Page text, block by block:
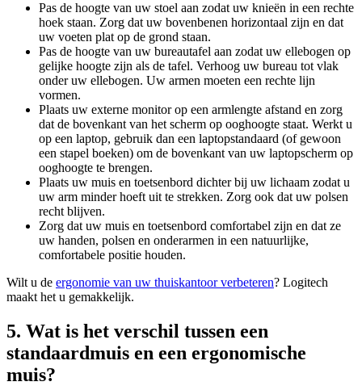
Pas de hoogte van uw stoel aan zodat uw knieën in een rechte
hoek staan. Zorg dat uw bovenbenen horizontaal zijn en dat
uw voeten plat op de grond staan.
Pas de hoogte van uw bureautafel aan zodat uw ellebogen op
gelijke hoogte zijn als de tafel. Verhoog uw bureau tot vlak
onder uw ellebogen. Uw armen moeten een rechte lijn
vormen.
Plaats uw externe monitor op een armlengte afstand en zorg
dat de bovenkant van het scherm op ooghoogte staat. Werkt u
op een laptop, gebruik dan een laptopstandaard (of gewoon
een stapel boeken) om de bovenkant van uw laptopscherm op
ooghoogte te brengen.
Plaats uw muis en toetsenbord dichter bij uw lichaam zodat u
uw arm minder hoeft uit te strekken. Zorg ook dat uw polsen
recht blijven.
Zorg dat uw muis en toetsenbord comfortabel zijn en dat ze
uw handen, polsen en onderarmen in een natuurlijke,
comfortabele positie houden.
Wilt u de ergonomie van uw thuiskantoor verbeteren? Logitech
maakt het u gemakkelijk.
5. Wat is het verschil tussen een
standaardmuis en een ergonomische
muis?